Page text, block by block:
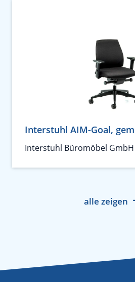
Interstuhl AIM-Goal,
Interstuhl Büromöbel GmbH
alle zeigen